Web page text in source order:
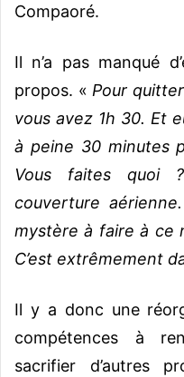
Compaoré.
Il n’a pas manqué
propos. « Pour
vous avez 1h 30. Et
à peine 30 minutes
Vous faites quoi
couverture
mystère à faire à ce
C’est extrêmement
Il y a donc une
compétences à
sacrifier d’autres